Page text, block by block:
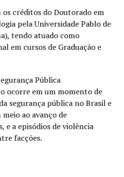
créditos do Doutorado em
pela Universidade Pablo de
tendo atuado como
em cursos de Graduação e
Pública
ocorre em um momento de
segurança pública no Brasil e
ao avanço de
e a episódios de violência
facções.